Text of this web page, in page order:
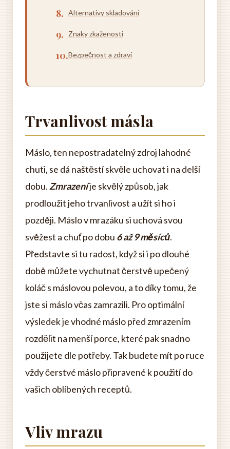
Alternativy skladování
Znaky zkaženosti
Bezpečnost a zdraví
Trvanlivost másla
Máslo, ten nepostradatelný zdroj lahodné
chuti, se dá naštěstí skvěle uchovat i na delší
dobu. Zmrazeníje skvělý způsob, jak
prodloužit jeho trvanlivost a užít si ho i
později. Máslo v mrazáku si uchová svou
svěžest a chuť po dobu 6 až 9 měsíců.
Představte si tu radost, když si i po dlouhé
době můžete vychutnat čerstvě upečený
koláč s máslovou polevou, a to díky tomu, že
jste si máslo včas zamrazili. Pro optimální
výsledek je vhodné máslo před zmrazením
rozdělit na menší porce, které pak snadno
použijete dle potřeby. Tak budete mít po ruce
vždy čerstvé máslo připravené k použití do
vašich oblíbených receptů.
Vliv mrazu